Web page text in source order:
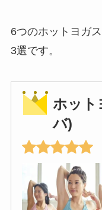
6つのホットヨガ
3選です。
ホット
バ)